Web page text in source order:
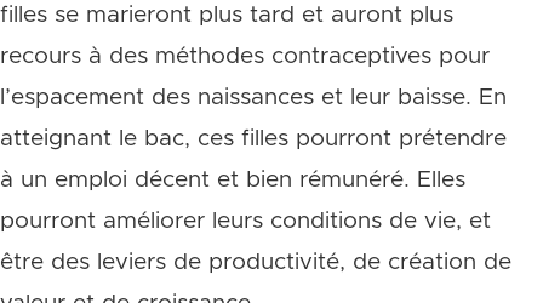
filles se marieront plus tard et auront plus
recours à des méthodes contraceptives pour
l’espacement des naissances et leur baisse. En
atteignant le bac, ces filles pourront prétendre
à un emploi décent et bien rémunéré. Elles
pourront améliorer leurs conditions de vie, et
être des leviers de productivité, de création de